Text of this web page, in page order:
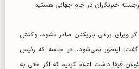
خبرنگاران در جام جهانی هستیم.
اگر ویزای برخی بازیکنان صادر نشود، واکنش
گفت: اینطور نمی‌شود، در جلسه که رئیس
فیفا داشت اعلام کردیم که اگر حتی به